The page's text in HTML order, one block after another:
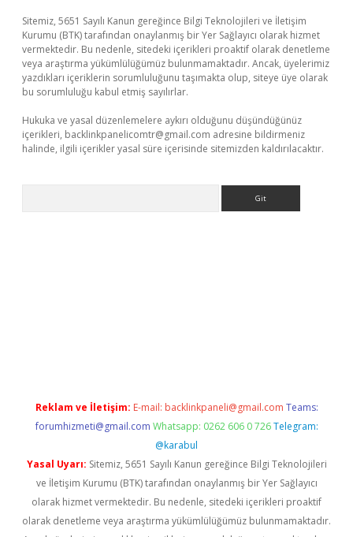
Sitemiz, 5651 Sayılı Kanun gereğince Bilgi Teknolojileri ve İletişim
Kurumu (BTK) tarafından onaylanmış bir Yer Sağlayıcı olarak hizmet
vermektedir. Bu nedenle, sitedeki içerikleri proaktif olarak denetleme
veya araştırma yükümlülüğümüz bulunmamaktadır. Ancak, üyelerimiz
yazdıkları içeriklerin sorumluluğunu taşımakta olup, siteye üye olarak
bu sorumluluğu kabul etmiş sayılırlar.
Hukuka ve yasal düzenlemelere aykırı olduğunu düşündüğünüz
içerikleri, backlinkpanelicomtr@gmail.com adresine bildirmeniz
halinde, ilgili içerikler yasal süre içerisinde sitemizden kaldırılacaktır.
Reklam ve İletişim: E-mail: backlinkpaneli@gmail.com Teams:
forumhizmeti@gmail.com Whatsapp: 0262 606 0 726 Telegram:
@karabul
Yasal Uyarı: Sitemiz, 5651 Sayılı Kanun gereğince Bilgi Teknolojileri
ve İletişim Kurumu (BTK) tarafından onaylanmış bir Yer Sağlayıcı
olarak hizmet vermektedir. Bu nedenle, sitedeki içerikleri proaktif
olarak denetleme veya araştırma yükümlülüğümüz bulunmamaktadır.